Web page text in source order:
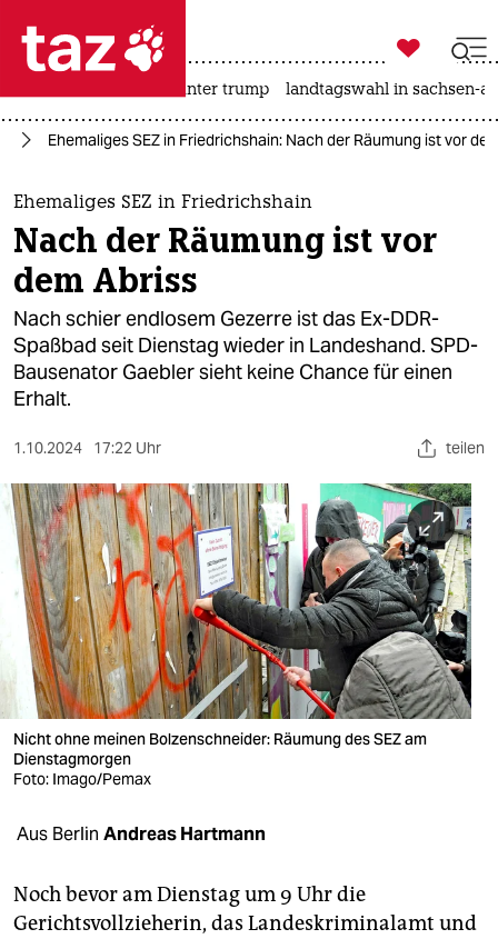
 taz zahl ich
taz zahl ich
themen
politik
öko
gesellschaft
kultur
sport
berlin
nord
wahrheit
verlag
verlag
veranstaltungen
shop
fragen & hilfe
abo

taz zahl ich
usa unter trump landtagswahl in sachsen-
Ehemaliges SEZ in Friedrichshain: Nach der Räumung ist vor
Ehemaliges SEZ in Friedrichshain
Nach der Räumung ist vor
dem Abriss
Nach schier endlosem Gezerre ist das Ex-DDR-
Spaßbad seit Dienstag wieder in Landeshand. SPD-
Bausenator Gaebler sieht keine Chance für einen
Erhalt.
1.10.2024 17:22 Uhr teilen
Nicht ohne meinen Bolzenschneider: Räumung des SEZ am
Dienstagmorgen
Foto: Imago/Pemax
Aus Berlin Andreas Hartmann
Noch bevor am Dienstag um 9 Uhr die
Gerichtsvollzieherin, das Landeskriminalamt und